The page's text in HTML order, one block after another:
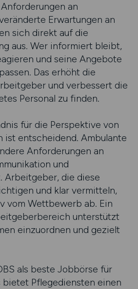
an
Erwartungen an
sich direkt auf die
aus. Wer informiert bleibt,
und seine Angebote
Das erhöht die
und verbessert die
Personal zu finden.
für die Perspektive von
ist entscheidend. Ambulante
Anforderungen an
und
Arbeitgeber, die diese
und klar vermitteln,
vom Wettbewerb ab. Ein
unterstützt
einzuordnen und gezielt
als beste Jobbörse für
Pflegediensten einen